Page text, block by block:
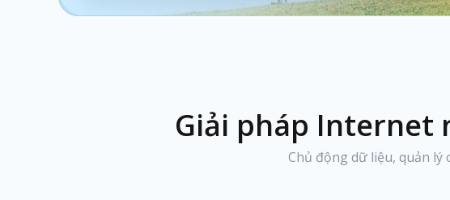
Giải pháp Internet
Chủ động dữ liệu, quản lý